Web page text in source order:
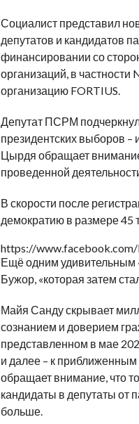
Социалист представил
депутатов и кандидатов
финансировании со
организаций, в
организацию FORTIUS.
Депутат ПСРМ
президентских выборов –
Цырдя обращает
проведенной
В скорости после
демократию в размере 45
https://
Ещё одним удивительным
Бужор, «которая затем
Майя Санду скрывает
сознанием и доверием
представленном в мае
и далее – к
обращает внимание, что
кандидаты в депутаты от
больше.